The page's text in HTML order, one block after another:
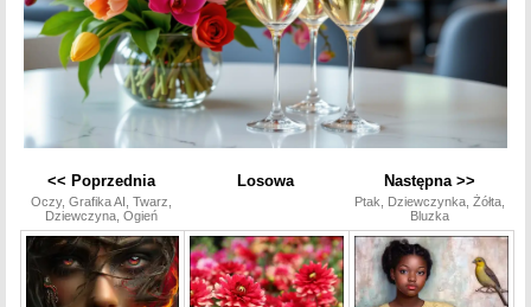
<< Poprzednia
Oczy, Grafika AI, Twarz,
Dziewczyna, Ogień
Losowa Następna >>
Ptak, Dziewczynka, Żółta,
Bluzka